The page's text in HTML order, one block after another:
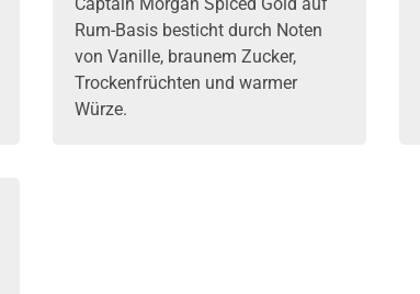
Rum-Basis besticht durch Noten
von Vanille, braunem Zucker,
Trockenfrüchten und warmer
Würze.